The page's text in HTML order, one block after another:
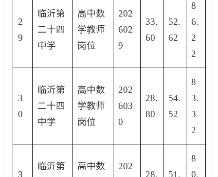
2
9
临沂第
二十四
中学
高中数
学教师
岗位
202
602
9
33.
60
52.
62
8
6.
2
2
3
0
临沂第
二十四
中学
高中数
学教师
岗位
202
603
0
28.
80
54.
52
8
3.
3
2
3
临沂第
高中数
202
28.
51.
8
0.